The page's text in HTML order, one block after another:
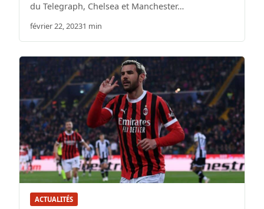
du Telegraph, Chelsea et Manchester…
février 22, 20231 min
ACTUALITÉS